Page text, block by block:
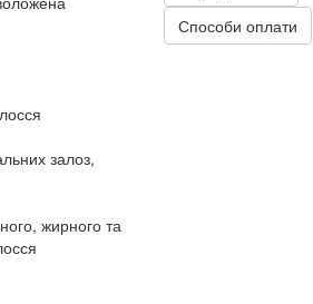
залоз,
жирного та
Способи оплати